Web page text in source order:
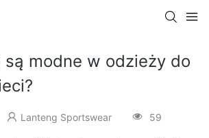
modne w odzieży do
Lanteng Sportswear 59